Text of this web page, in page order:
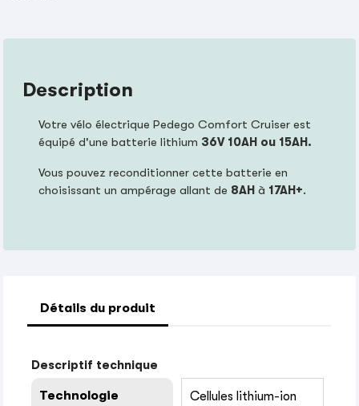
Description
Votre vélo électrique Pedego Comfort Cruiser est
équipé d'une batterie lithium 36V 10AH ou 15AH.
Vous pouvez reconditionner cette batterie en
choisissant un ampérage allant de 8AH à 17AH+.
Détails du produit
Descriptif technique
Technologie Cellules lithium-ion